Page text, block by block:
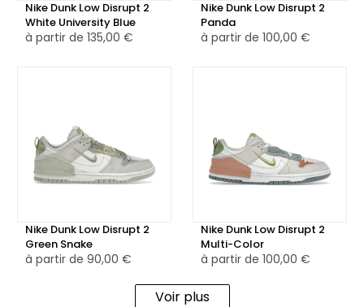
Zero.
Cette Nike Dunk Low Disrupt 2 Malachite combine donc
respectueuse de l'environnement.
Nike Dunk Low Disrupt 2
White University Blue
à partir de 135,00 €
Nike Dunk Low Disrupt 2
Panda
à partir de 100,00 €
Nike Dunk Low Disrupt 2
Green Snake
à partir de 90,00 €
Nike Dunk Low Disrupt 2
Multi-Color
à partir de 100,00 €
Voir plus